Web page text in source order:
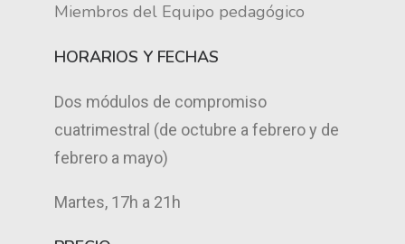
Miembros del Equipo pedagógico
HORARIOS Y FECHAS
Dos módulos de compromiso
cuatrimestral (de octubre a febrero y de
febrero a mayo)
Martes, 17h a 21h